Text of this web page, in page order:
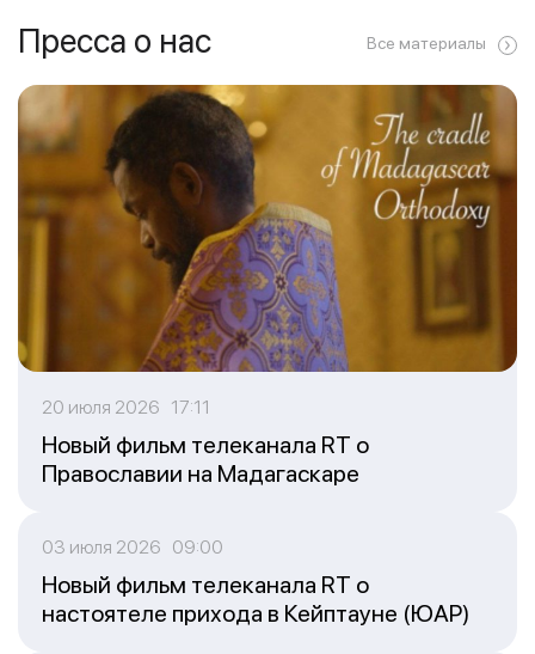
Пресса о нас Все материалы
20 июля 2026 17:11
Новый фильм телеканала RT о
Православии на Мадагаскаре
03 июля 2026 09:00
Новый фильм телеканала RT о
настоятеле прихода в Кейптауне (ЮАР)